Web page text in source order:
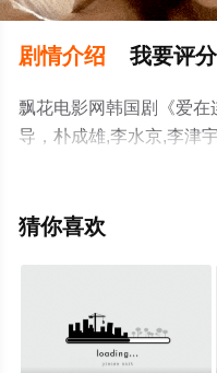
剧情介绍 我要评分
飘花电影网韩国剧《爱在
导，朴成雄,李水京,李津
大结局剧情已揭晓（全
豆瓣电视剧、电视猫或剧
猜你喜欢